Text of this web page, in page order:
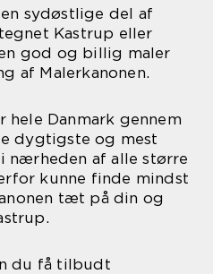
sydøstlige del af
Kastrup eller
god og billig maler
af Malerkanonen.
hele Danmark gennem
dygtigste og mest
nærheden af alle større
kunne finde mindst
tæt på din og
du få tilbudt